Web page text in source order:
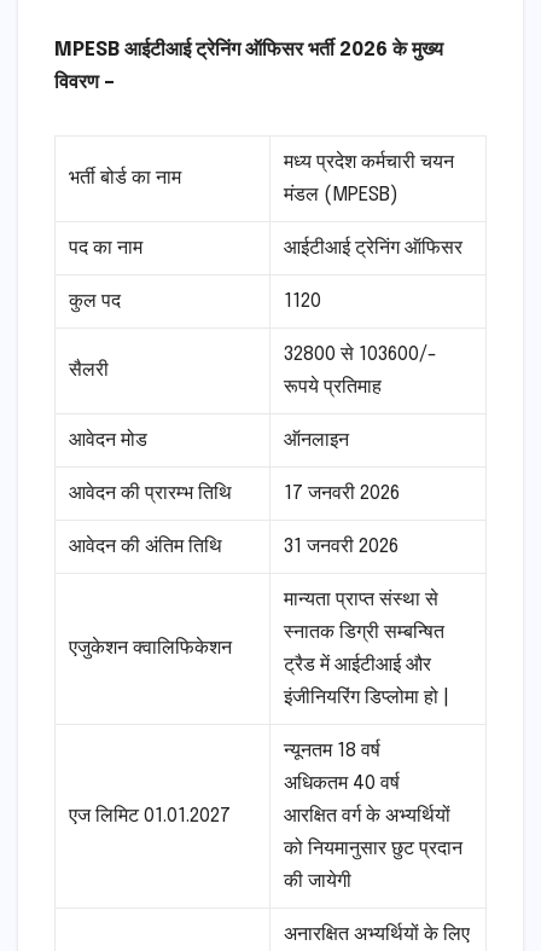
MPESB आईटीआई ट्रेनिंग ऑफिसर भर्ती 2026 के मुख्य
विवरण –
भर्ती बोर्ड का नाम
मध्य प्रदेश कर्मचारी चयन
मंडल (MPESB)
पद का नाम आईटीआई ट्रेनिंग ऑफिसर
कुल पद 1120
सैलरी
32800 से 103600/-
रूपये प्रतिमाह
आवेदन मोड ऑनलाइन
आवेदन की प्रारम्भ तिथि 17 जनवरी 2026
आवेदन की अंतिम तिथि 31 जनवरी 2026
एजुकेशन क्वालिफिकेशन
मान्यता प्राप्त संस्था से
स्नातक डिग्री सम्बन्षित
ट्रैड में आईटीआई और
इंजीनियरिंग डिप्लोमा हो |
एज लिमिट 01.01.2027
न्यूनतम 18 वर्ष
अधिकतम 40 वर्ष
आरक्षित वर्ग के अभ्यर्थियों
को नियमानुसार छुट प्रदान
की जायेगी
अनारक्षित अभ्यर्थियों के लिए